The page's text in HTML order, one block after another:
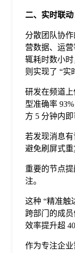
二、实时联
分散团队协
营数据、运
辄耗时数小
则实现了 “实
研发在频道
型准确率
方 5 分钟内
若发现消息有
避免刷屏式重
重要的节点
注。
这种 “精准触
跨部门的成
效率提升超
作为专注企